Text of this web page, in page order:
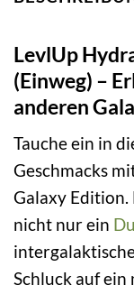
LevlUp
(Einweg) –
anderen
Tauche ein in
Geschmacks
Galaxy Edition.
nicht nur ein
Schluck auf ein